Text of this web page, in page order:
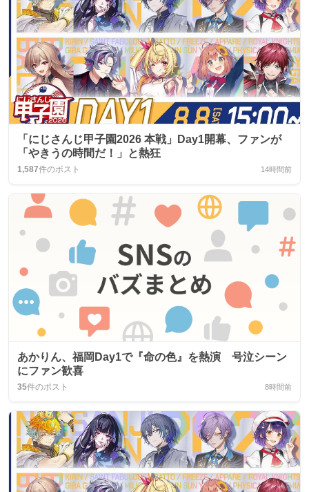
「にじさんじ甲子園2026 本戦」Day1開幕、ファンが
「やきうの時間だ！」と熱狂
1,587件のポスト 14時間前
あかりん、福岡Day1で『命の色』を熱演 号泣シーン
にファン歓喜
35件のポスト 8時間前